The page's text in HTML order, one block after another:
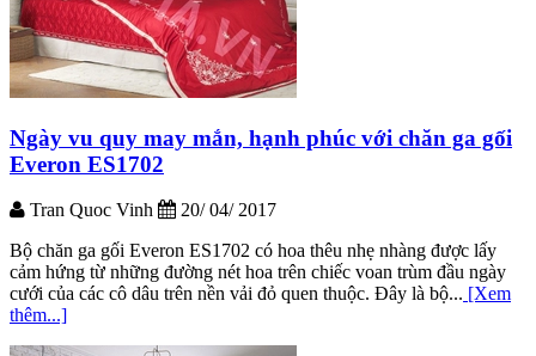
Ngày vu quy may mắn, hạnh phúc với chăn ga gối
Everon ES1702
Tran Quoc Vinh
20/ 04/ 2017
Bộ chăn ga gối Everon ES1702 có hoa thêu nhẹ nhàng được lấy
cảm hứng từ những đường nét hoa trên chiếc voan trùm đầu ngày
cưới của các cô dâu trên nền vải đỏ quen thuộc. Đây là bộ... [Xem
thêm...]